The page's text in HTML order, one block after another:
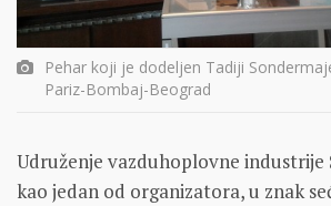
Pehar koji je dodeljen Tadiji
Pariz-Bombaj-Beograd
Udruženje vazduhoplovne industrije
kao jedan od organizatora, u znak